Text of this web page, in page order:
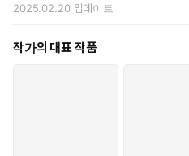
2025.02.20업데이트
작가의 대표 작품